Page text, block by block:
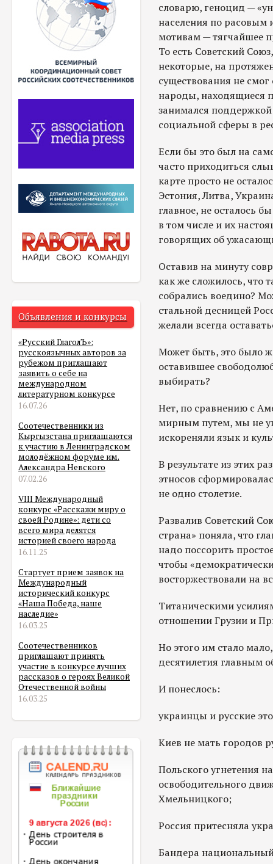
Объявления и конкурсы
«Русский ГлаголЪ»:
русскоязычных авторов за
рубежом приглашают
заявить о себе на
международном
литературном конкурсе
16.07.26
Соотечественники из
Кыргызстана приглашаются
к участию в Ленинградском
молодёжном форуме им.
Александра Невского
07.02.26
VIII Международный
конкурс «Расскажи миру о
своей Родине»: дети со
всего мира делятся
историей своего народа
16.11.25
Стартует прием заявок на
Международный
исторический конкурс
«Наша Победа, наше
наследие»
16.03.25
Соотечественников
приглашают принять
участие в конкурсе лучших
рассказов о героях Великой
Отечественной войны
16.03.25
словарю, геноцид —
населения по
мотивам — тягчайшее
То есть Советский
некоторые, на
существования не
народы, находящиеся
занимался
социальной сферы в
Если бы это был на
часто приходиться
карте просто не
Эстония, Литва,
главное, не осталось
в том числе и их
говорящих об
Оставив на минуту
как же сложилось, что
собрались воедино?
стальной десницей
желали всегда
Может быть, это было
оставившее
выбирать?
Нет, по сравнению с
мирным путем, мы не
искореняли язык и
В результате из этих
этносов
не одно столетие.
Развалив Советский
страна» поняла, что
надо поссорить
чтобы
восторжествовали на
Титаническими
отношении Грузии и
Но этого им стало
десятилетия главным
И понеслось:
украинцы и русские
Киев не мать городов
Польского угнетения
освободительного
Хмельницкого;
Россия притесняла
Бандера